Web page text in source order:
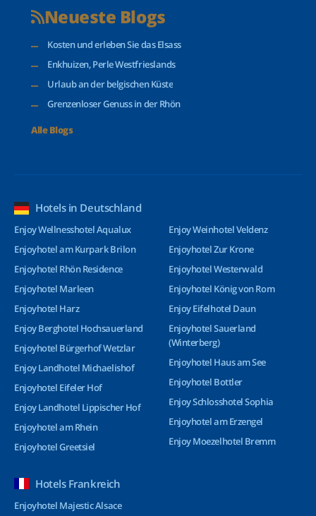
Neueste Blogs
Kosten und erleben Sie das Elsass
Enkhuizen, Perle Westfrieslands
Urlaub an der belgischen Küste
Grenzenloser Genuss in der Rhön
Alle Blogs
Hotels in Deutschland
Enjoy Wellnesshotel Aqualux
Enjoyhotel am Kurpark Brilon
Enjoyhotel Rhön Residence
Enjoyhotel Marleen
Enjoyhotel Harz
Enjoy Berghotel Hochsauerland
Enjoyhotel Bürgerhof Wetzlar
Enjoy Landhotel Michaelishof
Enjoyhotel Eifeler Hof
Enjoy Landhotel Lippischer Hof
Enjoyhotel am Rhein
Enjoyhotel Greetsiel
Enjoy Weinhotel Veldenz
Enjoyhotel Zur Krone
Enjoyhotel Westerwald
Enjoyhotel König von Rom
Enjoy Eifelhotel Daun
Enjoyhotel Sauerland
(Winterberg)
Enjoyhotel Haus am See
Enjoyhotel Bottler
Enjoy Schlosshotel Sophia
Enjoyhotel am Erzengel
Enjoy Moezelhotel Bremm
Hotels Frankreich
Enjoyhotel Majestic Alsace